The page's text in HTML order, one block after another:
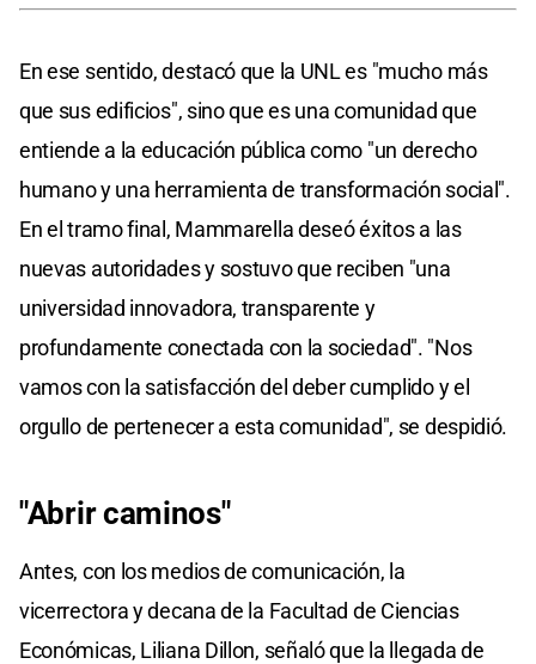
En ese sentido, destacó que la UNL es "mucho más
que sus edificios", sino que es una comunidad que
entiende a la educación pública como "un derecho
humano y una herramienta de transformación social".
En el tramo final, Mammarella deseó éxitos a las
nuevas autoridades y sostuvo que reciben "una
universidad innovadora, transparente y
profundamente conectada con la sociedad". "Nos
vamos con la satisfacción del deber cumplido y el
orgullo de pertenecer a esta comunidad", se despidió.
"Abrir caminos"
Antes, con los medios de comunicación, la
vicerrectora y decana de la Facultad de Ciencias
Económicas, Liliana Dillon, señaló que la llegada de